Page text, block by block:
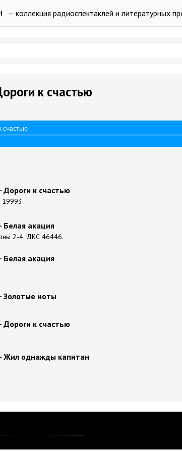
— коллекция радиоспектаклей и литературных
к счастью
счастью
Дороги к счастью
Белая акация
2-4. ДКС 46446.
Белая акация
Золотые ноты
Дороги к счастью
Жил однажды капитан